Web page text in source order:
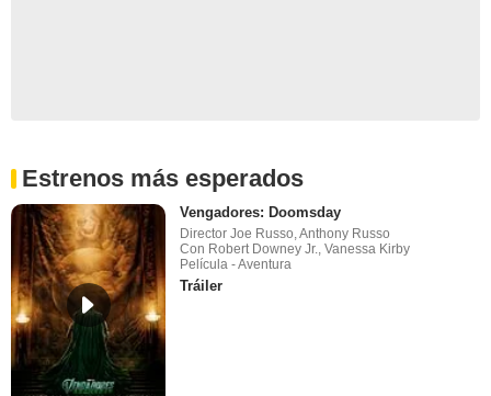
Estrenos más esperados
Vengadores: Doomsday
Director Joe Russo, Anthony Russo
Con Robert Downey Jr., Vanessa Kirby
Película - Aventura
Tráiler